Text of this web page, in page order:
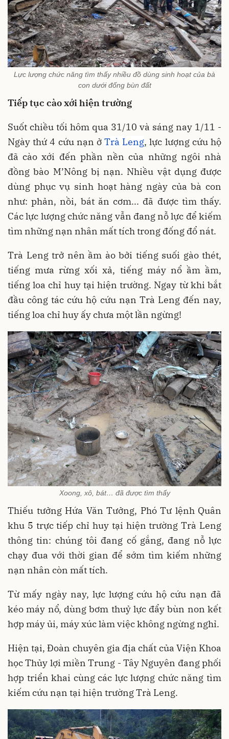
Lực lượng chức năng tìm thấy nhiều đồ dùng sinh hoạt của bà
con dưới đống bùn đất
Tiếp tục cào xới hiện trường
Suốt chiều tối hôm qua 31/10 và sáng nay 1/11 -
Ngày thứ 4 cứu nạn ởTrà Leng, lực lượng cứu hộ
đã cào xới đến phần nền của những ngôi nhà
đồng bào M’Nông bị nạn. Nhiều vật dụng được
dùng phục vụ sinh hoạt hàng ngày của bà con
như: phản, nồi, bát ăn cơm... đã được tìm thấy.
Các lực lượng chức năng vẫn đang nỗ lực để kiếm
tìm những nạn nhân mất tích trong đống đổ nát.
Trà Leng trở nên ầm ào bởi tiếng suối gào thét,
tiếng mưa rừng xối xả, tiếng máy nổ ầm ầm,
tiếng loa chỉ huy tại hiện trường. Ngay từ khi bắt
đầu công tác cứu hộ cứu nạn Trà Leng đến nay,
tiếng loa chỉ huy ấy chưa một lần ngừng!
Xoong, xô, bát… đã được tìm thấy
Thiếu tưởng Hứa Văn Tưởng, Phó Tư lệnh Quân
khu 5 trực tiếp chỉ huy tại hiện trường Trà Leng
thông tin: chúng tôi đang cố gắng, đang nỗ lực
chạy đua với thời gian để sớm tìm kiếm những
nạn nhân còn mất tích.
Từ mấy ngày nay, lực lượng cứu hộ cứu nạn đã
kéo máy nổ, dùng bơm thuỷ lực đẩy bùn non kết
hợp máy ủi, máy xúc làm việc không ngừng nghỉ.
Hiện tại, Đoàn chuyên gia địa chất của Viện Khoa
học Thủy lợi miền Trung - Tây Nguyên đang phối
hợp triển khai cùng các lực lượng chức năng tìm
kiếm cứu nạn tại hiện trường Trà Leng.